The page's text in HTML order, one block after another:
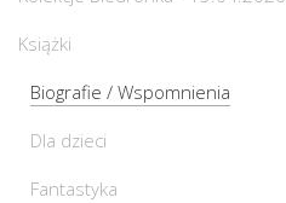
Książki
Biografie / Wspomnienia
Dla dzieci
Fantastyka